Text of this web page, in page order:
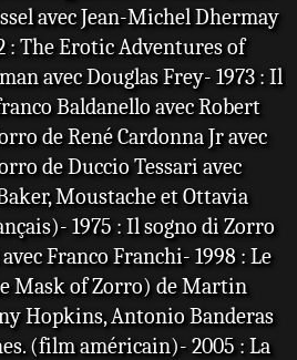
avec Jean-Michel Dhermay
: The Erotic Adventures of
avec Douglas Frey- 1973 : Il
Baldanello avec Robert
de René Cardonna Jr avec
de Duccio Tessari avec
Moustache et Ottavia
1975 : Il sogno di Zorro
Franco Franchi- 1998 : Le
Mask of Zorro) de Martin
Hopkins, Antonio Banderas
(film américain)- 2005 : La